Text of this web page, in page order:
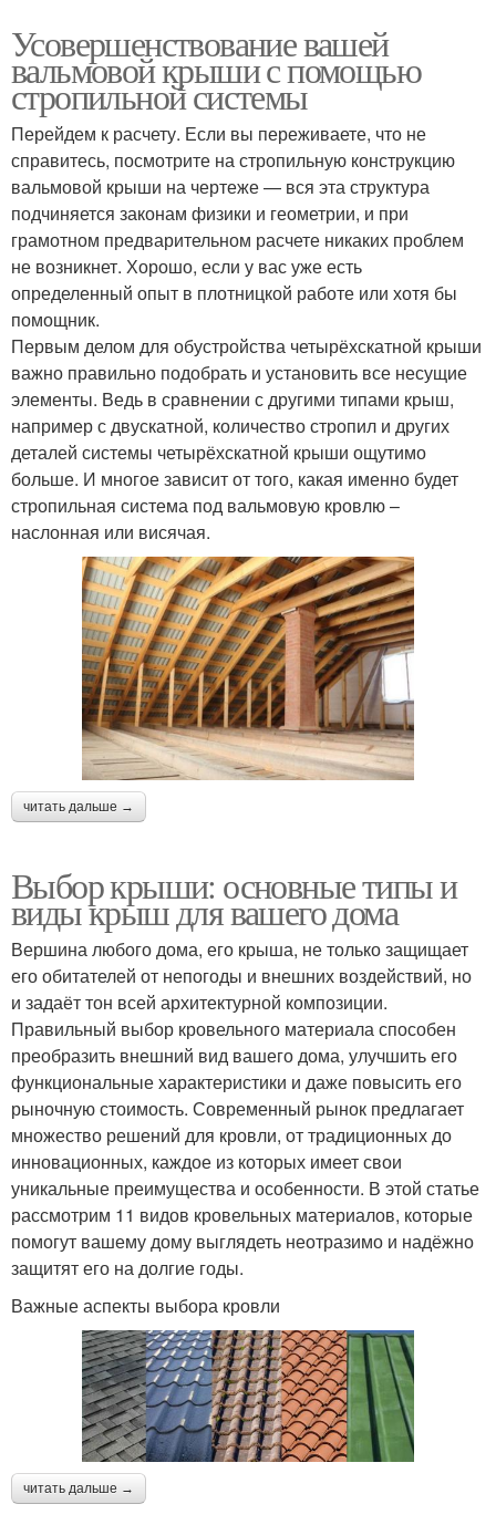
Усовершенствование вашей
вальмовой крыши с помощью
стропильной системы
Перейдем к расчету. Если вы переживаете, что не
справитесь, посмотрите на стропильную конструкцию
вальмовой крыши на чертеже — вся эта структура
подчиняется законам физики и геометрии, и при
грамотном предварительном расчете никаких проблем
не возникнет. Хорошо, если у вас уже есть
определенный опыт в плотницкой работе или хотя бы
помощник.
Первым делом для обустройства четырёхскатной крыши
важно правильно подобрать и установить все несущие
элементы. Ведь в сравнении с другими типами крыш,
например с двускатной, количество стропил и других
деталей системы четырёхскатной крыши ощутимо
больше. И многое зависит от того, какая именно будет
стропильная система под вальмовую кровлю –
наслонная или висячая.
читать дальше →
Выбор крыши: основные типы и
виды крыш для вашего дома
Вершина любого дома, его крыша, не только защищает
его обитателей от непогоды и внешних воздействий, но
и задаёт тон всей архитектурной композиции.
Правильный выбор кровельного материала способен
преобразить внешний вид вашего дома, улучшить его
функциональные характеристики и даже повысить его
рыночную стоимость. Современный рынок предлагает
множество решений для кровли, от традиционных до
инновационных, каждое из которых имеет свои
уникальные преимущества и особенности. В этой статье
рассмотрим 11 видов кровельных материалов, которые
помогут вашему дому выглядеть неотразимо и надёжно
защитят его на долгие годы.
Важные аспекты выбора кровли
читать дальше →